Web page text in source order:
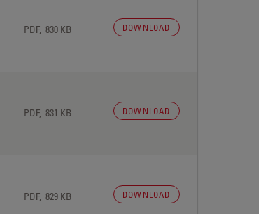
PDF, 830 KB DOWNLOAD
PDF, 831 KB DOWNLOAD
PDF, 829 KB DOWNLOAD